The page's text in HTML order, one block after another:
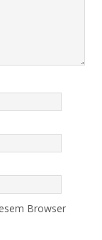
Browser